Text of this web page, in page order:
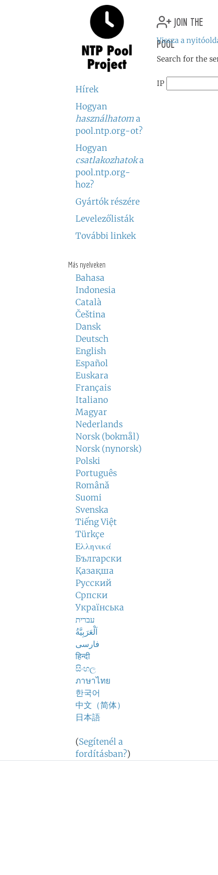
Hírek
Hogyan
használhatom a
pool.ntp.org-ot?
Hogyan
csatlakozhatoka
pool.ntp.org-
hoz?
Gyártók részére
Levelezőlisták
További linkek
Más nyelveken
Bahasa
Indonesia
Català
Čeština
Dansk
Deutsch
English
Español
Euskara
Français
Italiano
Magyar
Nederlands
Norsk (bokmål)
Norsk (nynorsk)
Polski
Português
Română
Suomi
Svenska
Tiếng Việt
Türkçe
Ελληνικά
Български
Қазақша
Русский
Српски
Українська
עברית
اَلْعَرَبِيَّةُ
فارسی
हिन्दी
සිංහල
ภาษาไทย
한국어
中文（简体）
日本語
(Segítenél a
fordításban?)
join the
pool
Vissza a
Search for the
IP